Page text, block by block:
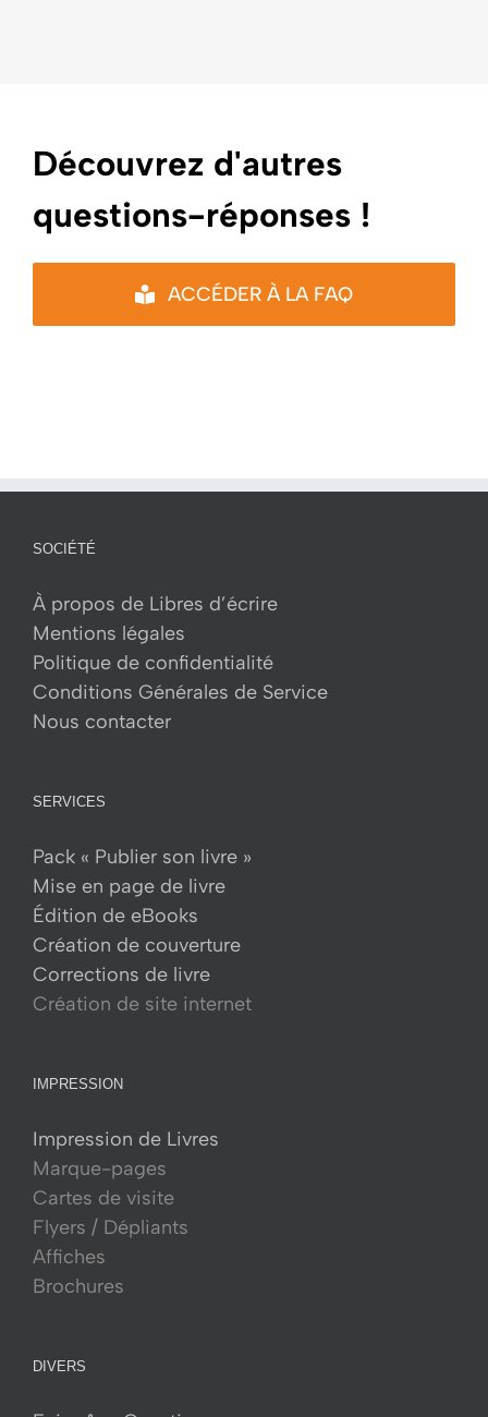
Découvrez d'autres
questions-réponses !
ACCÉDER À LA FAQ
SOCIÉTÉ
À propos de Libres d’écrire
Mentions légales
Politique de confidentialité
Conditions Générales de Service
Nous contacter
SERVICES
Pack « Publier son livre »
Mise en page de livre
Édition de eBooks
Création de couverture
Corrections de livre
Création de site internet
IMPRESSION
Impression de Livres
Marque-pages
Cartes de visite
Flyers / Dépliants
Affiches
Brochures
DIVERS